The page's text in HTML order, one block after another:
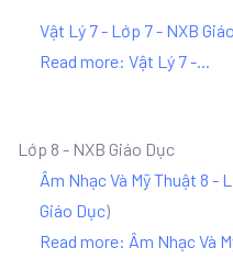
Vật Lý 7 - Lớp 7 - NXB
Read more: Vật Lý 7 -...
Lớp 8 - NXB Giáo Dục
Âm Nhạc Và Mỹ Thuật 8 -
Giáo Dục)
Read more: Âm Nhạc Và